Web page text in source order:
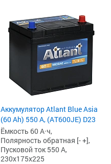
Аккумулятор Atlant Blue Asia
(60 Ah) 550 А, (AT600JE) D23
Ёмкость 60 А·ч,
Полярность обратная [- +],
Пусковой ток 550 А,
230x175x225